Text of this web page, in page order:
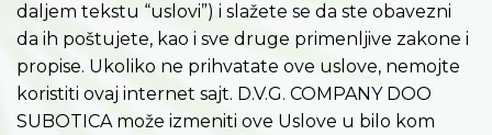
daljem tekstu “uslovi”) i slažete se da ste obavezni
da ih poštujete, kao i sve druge primenljive zakone i
propise. Ukoliko ne prihvatate ove uslove, nemojte
koristiti ovaj internet sajt. D.V.G. COMPANY DOO
SUBOTICA može izmeniti ove Uslove u bilo kom